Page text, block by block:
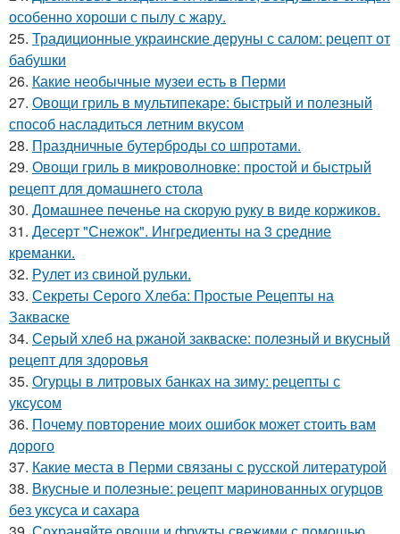
особенно хороши с пылу с жару.
25. Традиционные украинские деруны с салом: рецепт от
бабушки
26. Какие необычные музеи есть в Перми
27. Овощи гриль в мультипекаре: быстрый и полезный
способ насладиться летним вкусом
28. Праздничные бутерброды со шпротами.
29. Овощи гриль в микроволновке: простой и быстрый
рецепт для домашнего стола
30. Домашнее печенье на скорую руку в виде коржиков.
31. Десерт "Снежок". Ингредиенты на 3 средние
креманки.
32. Рулет из свиной рульки.
33. Секреты Серого Хлеба: Простые Рецепты на
Закваске
34. Серый хлеб на ржаной закваске: полезный и вкусный
рецепт для здоровья
35. Огурцы в литровых банках на зиму: рецепты с
уксусом
36. Почему повторение моих ошибок может стоить вам
дорого
37. Какие места в Перми связаны с русской литературой
38. Вкусные и полезные: рецепт маринованных огурцов
без уксуса и сахара